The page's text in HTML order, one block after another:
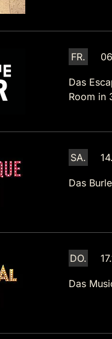
FR.
Das
Room in
SA.
Das
DO.
Das